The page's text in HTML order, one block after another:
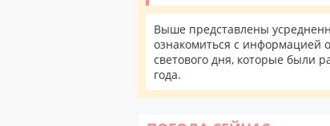
Выше представлены
ознакомиться с информацией
светового дня, которые были
года.